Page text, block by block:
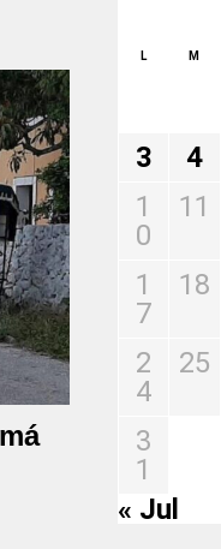
L M
3
4
1
0
11
1
7
18
2
4
25
3
1
« Jul